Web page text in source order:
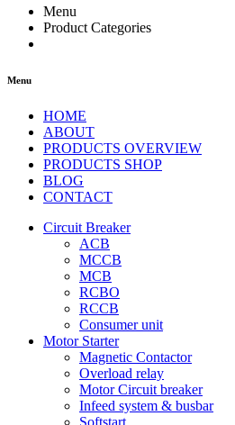
Menu
Product Categories
Menu
HOME
ABOUT
PRODUCTS OVERVIEW
PRODUCTS SHOP
BLOG
CONTACT
Circuit Breaker
ACB
MCCB
MCB
RCBO
RCCB
Consumer unit
Motor Starter
Magnetic Contactor
Overload relay
Motor Circuit breaker
Infeed system & busbar
Softstart